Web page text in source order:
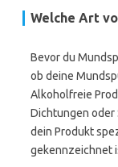
Welche Art
Bevor du
ob deine
Alkoholfreie
Dichtungen oder
dein Produkt
gekennzeichnet